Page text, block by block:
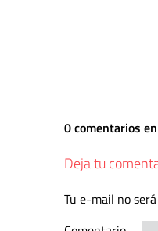
0 comentarios en
Deja tu
Tu e-mail no